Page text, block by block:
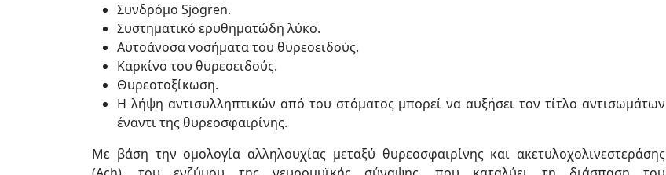
Συνδρόμο Sjögren.
Συστηματικό ερυθηματώδη λύκο.
Αυτοάνοσα νοσήματα του θυρεοειδούς.
Καρκίνο του θυρεοειδούς.
Θυρεοτοξίκωση.
Η λήψη αντισυλληπτικών από του στόματος μπορεί να αυξήσει τον τίτλο αντισωμάτων
έναντι της θυρεοσφαιρίνης.
Με βάση την ομολογία αλληλουχίας μεταξύ θυρεοσφαιρίνης και ακετυλοχολινεστεράσης